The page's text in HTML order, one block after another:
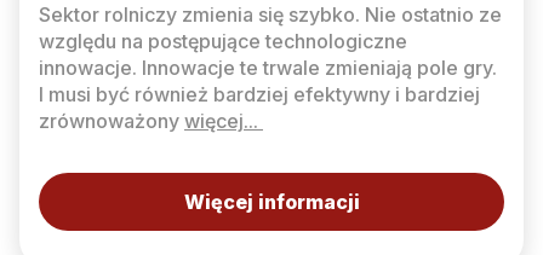
Sektor rolniczy zmienia się szybko. Nie ostatnio ze
względu na postępujące technologiczne
innowacje. Innowacje te trwale zmieniają pole gry.
I musi być również bardziej efektywny i bardziej
zrównoważony więcej...
Więcej informacji